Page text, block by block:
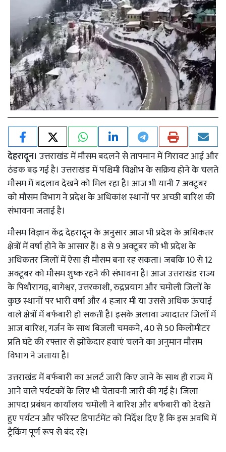
देहरादून। उत्तराखंड में मौसम बदलने से तापमान में गिरावट आई और
ठंडक बढ़ गई है। उत्तराखंड में पश्चिमी विक्षोभ के सक्रिय होने के चलते
मौसम में बदलाव देखने को मिल रहा है। आज भी यानी 7 अक्टूबर
को मौसम विभाग ने प्रदेश के अधिकांश स्थानों पर अच्छी बारिश की
संभावना जताई है।
मौसम विज्ञान केंद्र देहरादून के अनुसार आज भी प्रदेश के अधिकतर
क्षेत्रों में वर्षा होने के आसार हैं। 8 से 9 अक्टूबर को भी प्रदेश के
अधिकतर जिलों में ऐसा ही मौसम बना रह सकता। जबकि 10 से 12
अक्टूबर को मौसम शुष्क रहने की संभावना है। आज उत्तराखंड राज्य
के पिथौरागढ़, बागेश्वर, उत्तरकाशी, रुद्रप्रयाग और चमोली जिलों के
कुछ स्थानों पर भारी वर्षा और 4 हजार मी या उससे अधिक ऊंचाई
वाले क्षेत्रों में बर्फबारी हो सकती है। इसके अलावा ज्यादातर जिलों में
आज बारिश, गर्जन के साथ बिजली चमकने, 40 से 50 किलोमीटर
प्रति घंटे की रफ्तार से झोंकेदार हवाएं चलने का अनुमान मौसम
विभाग ने जताया है।
उत्तराखंड में बर्फबारी का अलर्ट जारी किए जाने के साथ ही राज्य में
आने वाले पर्यटकों के लिए भी चेतावनी जारी की गई है। जिला
आपदा प्रबंधन कार्यालय चमोली ने बारिश और बर्फबारी को देखते
हुए पर्यटन और फॉरेस्ट डिपार्टमेंट को निर्देश दिए हैं कि इस अवधि में
ट्रैकिंग पूर्ण रूप से बंद रहे।